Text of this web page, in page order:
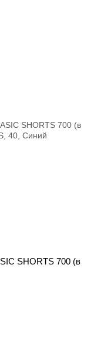
SHORTS 700 (в